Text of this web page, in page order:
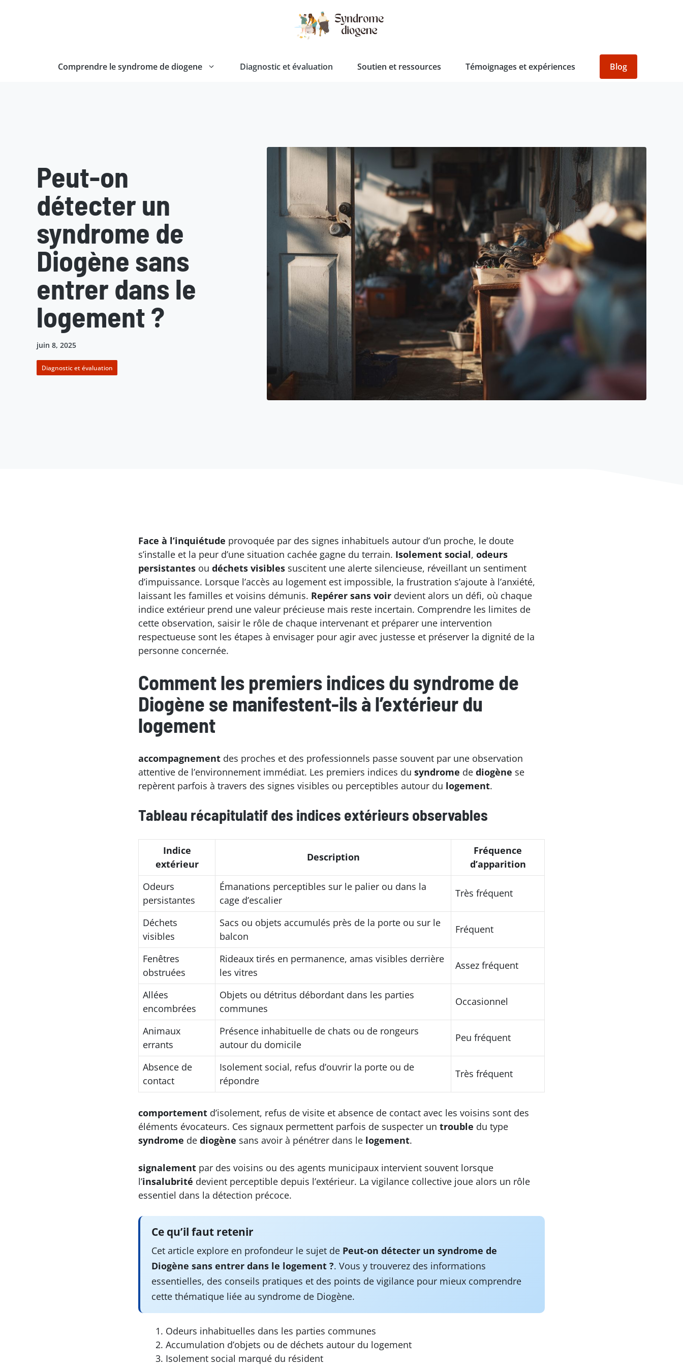
Comprendre le syndrome de diogene Diagnostic et évaluation Soutien et ressources Témoignages et expériences Blog
Peut-on
détecter un
syndrome de
Diogène sans
entrer dans le
logement ?
juin 8, 2025
Diagnostic et évaluation
Face à l’inquiétude provoquée par des signes inhabituels autour d’un proche, le doute
s’installe et la peur d’une situation cachée gagne du terrain. Isolement social, odeurs
persistantes ou déchets visibles suscitent une alerte silencieuse, réveillant un sentiment
d’impuissance. Lorsque l’accès au logement est impossible, la frustration s’ajoute à l’anxiété,
laissant les familles et voisins démunis. Repérer sans voir devient alors un défi, où chaque
indice extérieur prend une valeur précieuse mais reste incertain. Comprendre les limites de
cette observation, saisir le rôle de chaque intervenant et préparer une intervention
respectueuse sont les étapes à envisager pour agir avec justesse et préserver la dignité de la
personne concernée.
Comment les premiers indices du syndrome de
Diogène se manifestent-ils à l’extérieur du
logement
accompagnement des proches et des professionnels passe souvent par une observation
attentive de l’environnement immédiat. Les premiers indices du syndrome de diogène se
repèrent parfois à travers des signes visibles ou perceptibles autour du logement.
Tableau récapitulatif des indices extérieurs observables
Indice
extérieur
Description
Fréquence
d’apparition
Odeurs
persistantes
Émanations perceptibles sur le palier ou dans la
cage d’escalier
Très fréquent
Déchets
visibles
Sacs ou objets accumulés près de la porte ou sur le
balcon
Fréquent
Fenêtres
obstruées
Rideaux tirés en permanence, amas visibles derrière
les vitres
Assez fréquent
Allées
encombrées
Objets ou détritus débordant dans les parties
communes
Occasionnel
Animaux
errants
Présence inhabituelle de chats ou de rongeurs
autour du domicile
Peu fréquent
Absence de
contact
Isolement social, refus d’ouvrir la porte ou de
répondre
Très fréquent
comportement d’isolement, refus de visite et absence de contact avec les voisins sont des
éléments évocateurs. Ces signaux permettent parfois de suspecter un trouble du type
syndrome de diogène sans avoir à pénétrer dans le logement.
signalement par des voisins ou des agents municipaux intervient souvent lorsque
l’insalubrité devient perceptible depuis l’extérieur. La vigilance collective joue alors un rôle
essentiel dans la détection précoce.
Ce qu’il faut retenir
Cet article explore en profondeur le sujet de Peut-on détecter un syndrome de
Diogène sans entrer dans le logement ?. Vous y trouverez des informations
essentielles, des conseils pratiques et des points de vigilance pour mieux comprendre
cette thématique liée au syndrome de Diogène.
Odeurs inhabituelles dans les parties communes
Accumulation d’objets ou de déchets autour du logement
Isolement social marqué du résident